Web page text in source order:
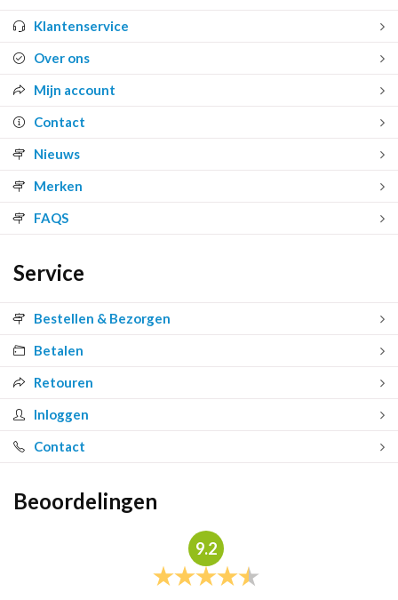
Klantenservice
Over ons
Mijn account
Contact
Nieuws
Merken
FAQS
Service
Bestellen & Bezorgen
Betalen
Retouren
Inloggen
Contact
Beoordelingen
9.2